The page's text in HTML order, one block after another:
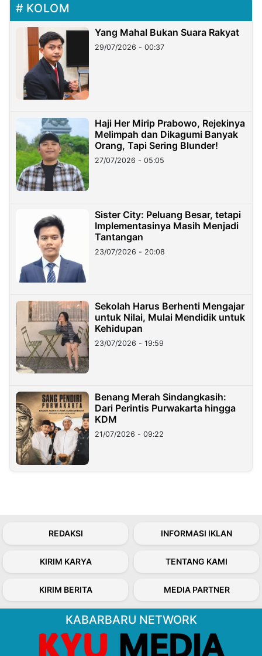
KOLOM
Yang Mahal Bukan Suara Rakyat
29/07/2026 - 00:37
Haji Her Mirip Prabowo, Rejekinya
Melimpah dan Dikagumi Banyak
Orang, Tapi Sering Blunder!
27/07/2026 - 05:05
Sister City: Peluang Besar, tetapi
Implementasinya Masih Menjadi
Tantangan
23/07/2026 - 20:08
Sekolah Harus Berhenti Mengajar
untuk Nilai, Mulai Mendidik untuk
Kehidupan
23/07/2026 - 19:59
Benang Merah Sindangkasih:
Dari Perintis Purwakarta hingga
KDM
21/07/2026 - 09:22
REDAKSI INFORMASI IKLAN
KIRIM KARYA TENTANG KAMI
KIRIM BERITA MEDIA PARTNER
KABARBARU NETWORK